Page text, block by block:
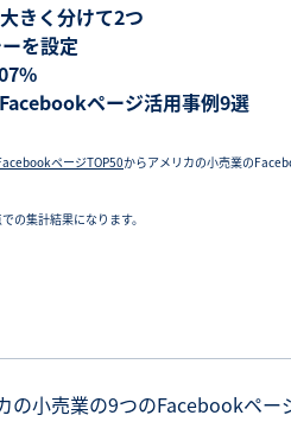
きく分けて2つ
を設定
ページ活用事例9選
ページTOP50からアメリカの小売業の
集計結果になります。
の小売業の9つのFacebookペー